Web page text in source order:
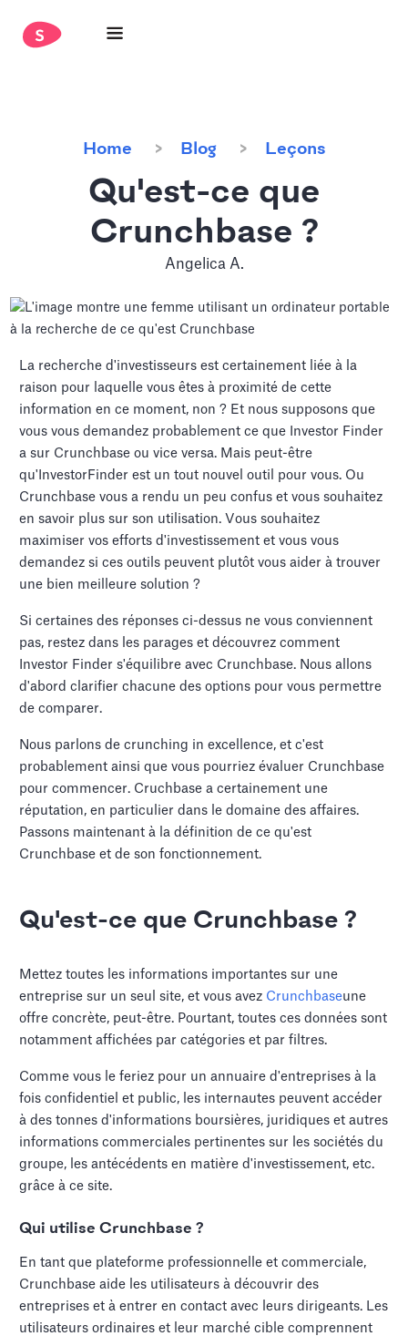
Home Blog Leçons
Qu'est-ce que
Crunchbase ?
Angelica A.
La recherche d'investisseurs est certainement liée à la
raison pour laquelle vous êtes à proximité de cette
information en ce moment, non ? Et nous supposons que
vous vous demandez probablement ce que Investor Finder
a sur Crunchbase ou vice versa. Mais peut-être
qu'InvestorFinder est un tout nouvel outil pour vous. Ou
Crunchbase vous a rendu un peu confus et vous souhaitez
en savoir plus sur son utilisation. Vous souhaitez
maximiser vos efforts d'investissement et vous vous
demandez si ces outils peuvent plutôt vous aider à trouver
une bien meilleure solution ?
Si certaines des réponses ci-dessus ne vous conviennent
pas, restez dans les parages et découvrez comment
Investor Finder s'équilibre avec Crunchbase. Nous allons
d'abord clarifier chacune des options pour vous permettre
de comparer.
Nous parlons de crunching in excellence, et c'est
probablement ainsi que vous pourriez évaluer Crunchbase
pour commencer. Cruchbase a certainement une
réputation, en particulier dans le domaine des affaires.
Passons maintenant à la définition de ce qu'est
Crunchbase et de son fonctionnement.
Qu'est-ce que Crunchbase ?
Mettez toutes les informations importantes sur une
entreprise sur un seul site, et vous avez Crunchbaseune
offre concrète, peut-être. Pourtant, toutes ces données sont
notamment affichées par catégories et par filtres.
Comme vous le feriez pour un annuaire d'entreprises à la
fois confidentiel et public, les internautes peuvent accéder
à des tonnes d'informations boursières, juridiques et autres
informations commerciales pertinentes sur les sociétés du
groupe, les antécédents en matière d'investissement, etc.
grâce à ce site.
Qui utilise Crunchbase ?
En tant que plateforme professionnelle et commerciale,
Crunchbase aide les utilisateurs à découvrir des
entreprises et à entrer en contact avec leurs dirigeants. Les
utilisateurs ordinaires et leur marché cible comprennent